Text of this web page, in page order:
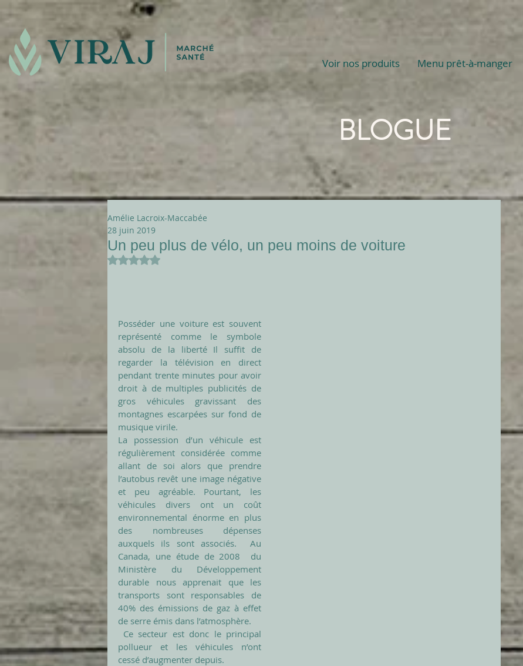
Voir nos produits Menu prêt-à-manger
BLOGUE
Un peu plus de vélo, un peu moins de voiture
Amélie Lacroix-Maccabée
28 juin 2019
Noté NaN étoiles sur 5.
Posséder une voiture est souvent
représenté comme le symbole
absolu de la liberté Il suffit de
regarder la télévision en direct
pendant trente minutes pour avoir
droit à de multiples publicités de
gros véhicules gravissant des
montagnes escarpées sur fond de
musique virile.
La possession d’un véhicule est
régulièrement considérée comme
allant de soi alors que prendre
l’autobus revêt une image négative
et peu agréable. Pourtant, les
véhicules divers ont un coût
environnemental énorme en plus
des nombreuses dépenses
auxquels ils sont associés.  Au
Canada, une étude de 2008  du
Ministère du Développement
durable nous apprenait que les
transports sont responsables de
40% des émissions de gaz à effet
de serre émis dans l’atmosphère.
pollueur et les véhicules n’ont
cessé d’augmenter depuis.